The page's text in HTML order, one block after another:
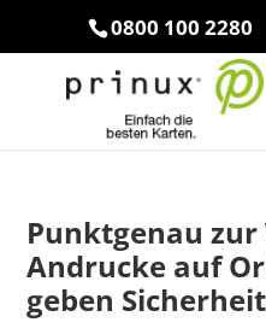
0800 100 2280
Punktgenau
Andrucke auf
geben Sicherheit